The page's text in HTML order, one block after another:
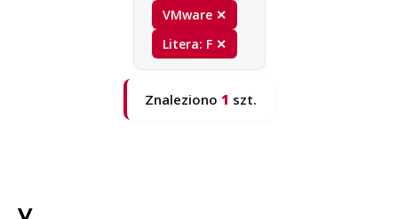
VMware ✕
Litera: F ✕
Znaleziono 1 szt.